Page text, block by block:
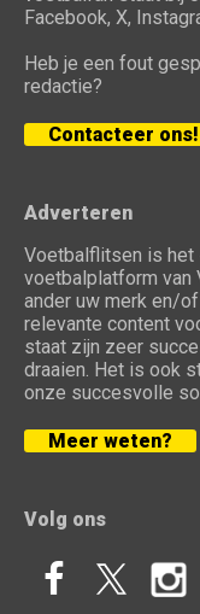
Facebook, X,
Heb je een fout
redactie?
Contacteer ons!
Adverteren
Voetbalflitsen is
voetbalplatform van
ander uw merk en/
relevante content
staat zijn zeer
draaien. Het is ook
onze succesvolle
Meer weten?
Volg ons